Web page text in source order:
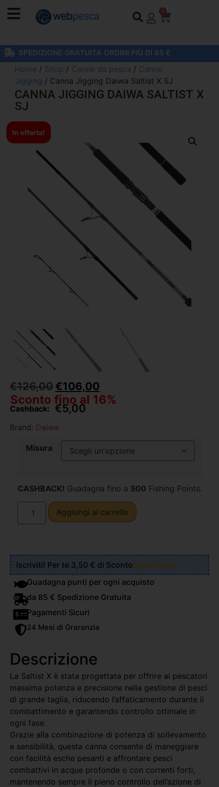
0
SPEDIZIONE GRATUITA ORDINI PIÙ DI 85 €
Home / Shop / Canne da pesca / Canne
Jigging / Canna Jigging Daiwa Saltist X SJ
CANNA JIGGING DAIWA SALTIST X
SJ
In offerta!
€126,00€106,00
Sconto fino al 16%
Cashback: €5,00
Brand: Daiwa
Misura
CASHBACK! Guadagna fino a 500 Fishing Points.
Aggiungi al carrello
Iscriviti! Per te 3,50 € di ScontoScopri Come!
Guadagna punti per ogni acquisto
da 85 € Spedizione Gratuita
Pagamenti Sicuri
24 Mesi di Graranzia
Descrizione
La Saltist X è stata progettata per offrire ai pescatori
massima potenza e precisione nella gestione di pesci
di grande taglia, riducendo l’affaticamento durante il
combattimento e garantendo controllo ottimale in
ogni fase.
Grazie alla combinazione di potenza di sollevamento
e sensibilità, questa canna consente di maneggiare
con facilità esche pesanti e affrontare pesci
combattivi in acque profonde o con correnti forti,
mantenendo sempre il pieno controllo dell’azione di